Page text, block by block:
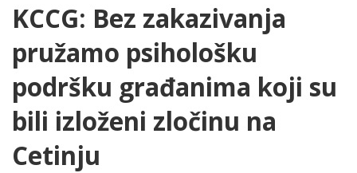
KCCG: Bez zakazivanja
pružamo psihološku
podršku građanima koji su
bili izloženi zločinu na
Cetinju